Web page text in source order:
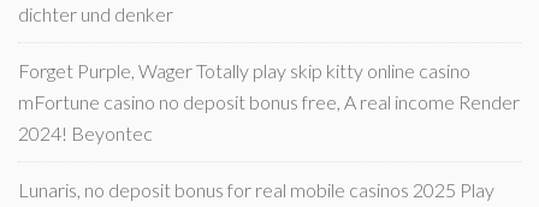
dichter und denker
Forget Purple, Wager Totally play skip kitty online casino
mFortune casino no deposit bonus free, A real income Render
2024! Beyontec
Lunaris, no deposit bonus for real mobile casinos 2025 Play